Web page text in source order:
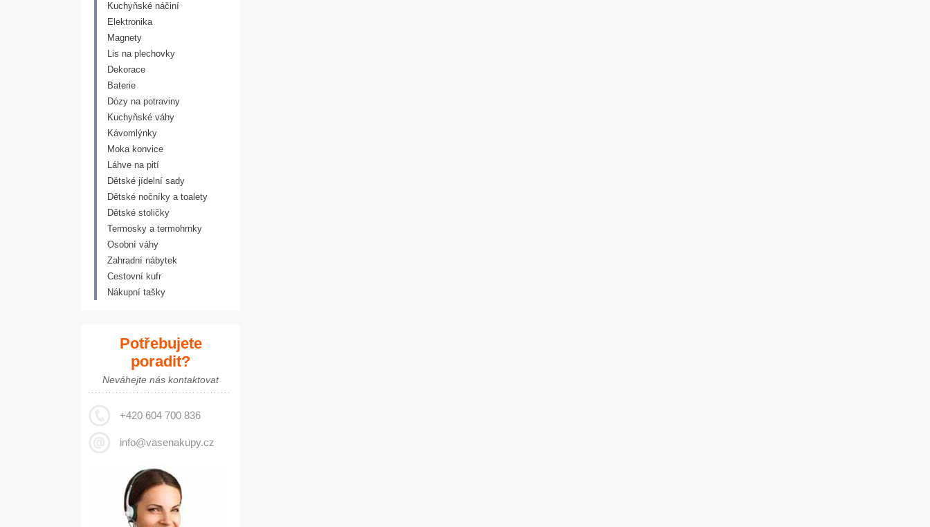
Kuchyňské náčiní
Elektronika
Magnety
Lis na plechovky
Dekorace
Baterie
Dózy na potraviny
Kuchyňské váhy
Kávomlýnky
Moka konvice
Láhve na pití
Dětské jídelní sady
Dětské nočníky a toalety
Dětské stoličky
Termosky a termohrnky
Osobní váhy
Zahradní nábytek
Cestovní kufr
Nákupní tašky
Potřebujete
poradit?
Neváhejte nás kontaktovat
+420 604 700 836
info@vasenakupy.cz